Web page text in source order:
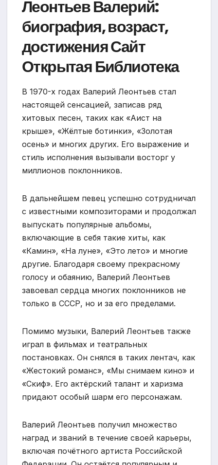
Леонтьев Валерий:
биография, возраст,
достижения Сайт
Открытая Библиотека
В 1970-х годах Валерий Леонтьев стал
настоящей сенсацией, записав ряд
хитовых песен, таких как «Аист на
крыше», «Жёлтые ботинки», «Золотая
осень» и многих других. Его выражение и
стиль исполнения вызывали восторг у
миллионов поклонников.
В дальнейшем певец успешно сотрудничал
с известными композиторами и продолжал
выпускать популярные альбомы,
включающие в себя такие хиты, как
«Камин», «На луне», «Это лето» и многие
другие. Благодаря своему прекрасному
голосу и обаянию, Валерий Леонтьев
завоевал сердца многих поклонников не
только в СССР, но и за его пределами.
Помимо музыки, Валерий Леонтьев также
играл в фильмах и театральных
постановках. Он снялся в таких лентач, как
«Жестокий романс», «Мы снимаем кино» и
«Скиф». Его актёрский талант и харизма
придают особый шарм его персонажам.
Валерий Леонтьев получил множество
наград и званий в течение своей карьеры,
включая почётного артиста Российской